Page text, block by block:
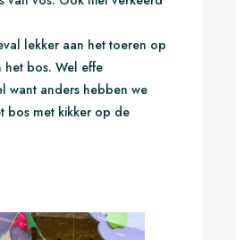
lekker aan het toeren op
het bos. Wel effe
want anders hebben we
bos met kikker op de